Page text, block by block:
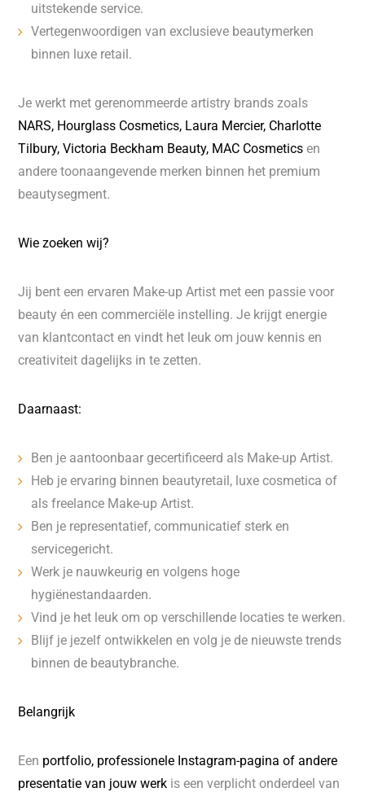
uitstekende service.
Vertegenwoordigen van exclusieve beautymerken
binnen luxe retail.
Je werkt met gerenommeerde artistry brands zoals
NARS, Hourglass Cosmetics, Laura Mercier, Charlotte
Tilbury, Victoria Beckham Beauty, MAC Cosmetics en
andere toonaangevende merken binnen het premium
beautysegment.
Wie zoeken wij?
Jij bent een ervaren Make-up Artist met een passie voor
beauty én een commerciële instelling. Je krijgt energie
van klantcontact en vindt het leuk om jouw kennis en
creativiteit dagelijks in te zetten.
Daarnaast:
Ben je aantoonbaar gecertificeerd als Make-up Artist.
Heb je ervaring binnen beautyretail, luxe cosmetica of
als freelance Make-up Artist.
Ben je representatief, communicatief sterk en
servicegericht.
Werk je nauwkeurig en volgens hoge
hygiënestandaarden.
Vind je het leuk om op verschillende locaties te werken.
Blijf je jezelf ontwikkelen en volg je de nieuwste trends
binnen de beautybranche.
Belangrijk
Een portfolio, professionele Instagram-pagina of andere
presentatie van jouw werk is een verplicht onderdeel van